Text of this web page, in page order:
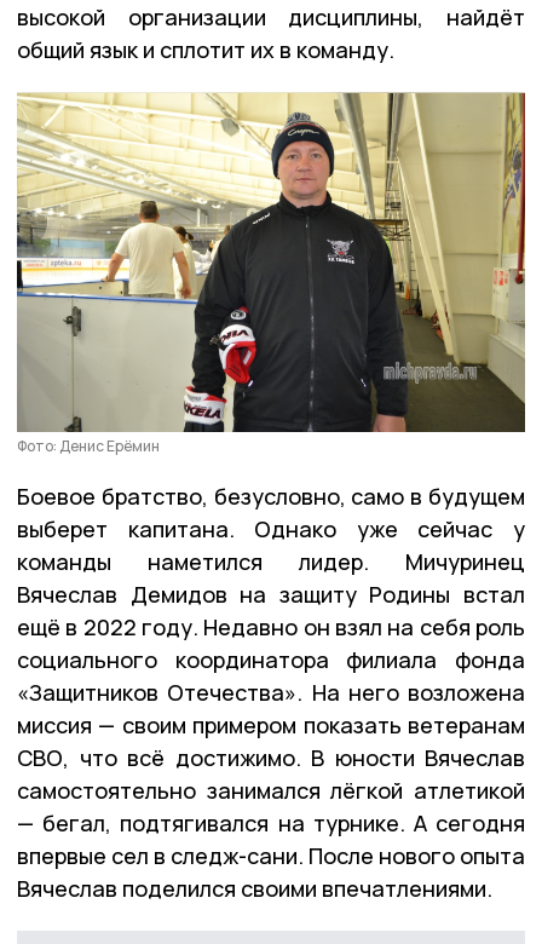
высокой организации дисциплины, найдёт
общий язык и сплотит их в команду.
Фото: Денис Ерёмин
Боевое братство, безусловно, само в будущем
выберет капитана. Однако уже сейчас у
команды наметился лидер. Мичуринец
Вячеслав Демидов на защиту Родины встал
ещё в 2022 году. Недавно он взял на себя роль
социального координатора филиала фонда
«Защитников Отечества». На него возложена
миссия — своим примером показать ветеранам
СВО, что всё достижимо. В юности Вячеслав
самостоятельно занимался лёгкой атлетикой
— бегал, подтягивался на турнике. А сегодня
впервые сел в следж-сани. После нового опыта
Вячеслав поделился своими впечатлениями.